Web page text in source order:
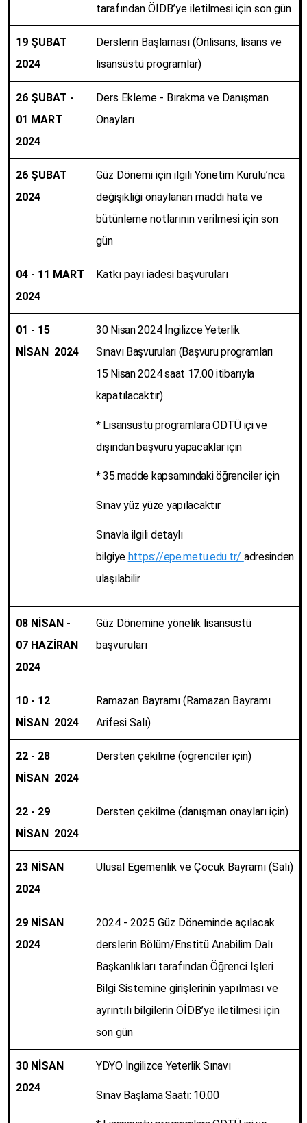
tarafından ÖİDB’ye iletilmesi için son gün
19 ŞUBAT
2024
Derslerin Başlaması (Önlisans, lisans ve
lisansüstü programlar)
26 ŞUBAT -
01 MART
2024
Ders Ekleme - Bırakma ve Danışman
Onayları
26 ŞUBAT
2024
Güz Dönemi için ilgili Yönetim Kurulu’nca
değişikliği onaylanan maddi hata ve
bütünleme notlarının verilmesi için son
gün
04 - 11 MART
2024
Katkı payı iadesi başvuruları
01 - 15
NİSAN 2024
30 Nisan 2024 İngilizce Yeterlik
Sınavı Başvuruları (Başvuru programları
15 Nisan 2024 saat 17.00 itibarıyla
kapatılacaktır)
* Lisansüstü programlara ODTÜ içi ve
dışından başvuru yapacaklar için
* 35.madde kapsamındaki öğrenciler için
Sınav yüz yüze yapılacaktır
Sınavla ilgili detaylı
bilgiye https://epe.metu.edu.tr/ adresinden
ulaşılabilir
08 NİSAN -
07 HAZİRAN
2024
Güz Dönemine yönelik lisansüstü
başvuruları
10 - 12
NİSAN 2024
Ramazan Bayramı (Ramazan Bayramı
Arifesi Salı)
22 - 28
NİSAN 2024
Dersten çekilme (öğrenciler için)
22 - 29
NİSAN 2024
Dersten çekilme (danışman onayları için)
23 NİSAN
2024
Ulusal Egemenlik ve Çocuk Bayramı (Salı)
29 NİSAN
2024
2024 - 2025 Güz Döneminde açılacak
derslerin Bölüm/Enstitü Anabilim Dalı
Başkanlıkları tarafından Öğrenci İşleri
Bilgi Sistemine girişlerinin yapılması ve
ayrıntılı bilgilerin ÖİDB’ye iletilmesi için
son gün
30 NİSAN
2024
YDYO İngilizce Yeterlik Sınavı
Sınav Başlama Saati: 10.00